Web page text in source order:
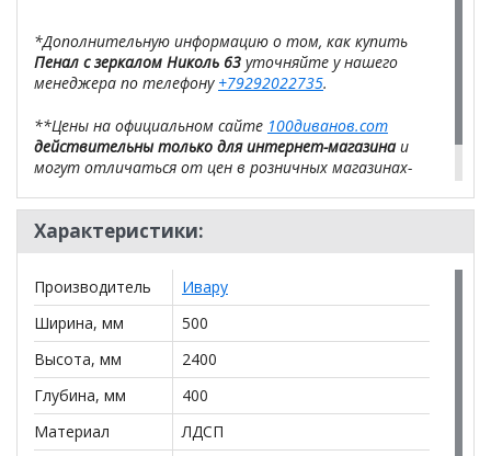
*Дополнительную информацию о том, как купить
Пенал с зеркалом Николь 63 уточняйте у нашего
менеджера по телефону +79292022735.
**Цены на официальном сайте 100диванов.com
действительны только для интернет-магазинаи
могут отличаться от цен в розничных магазинах-
Характеристики:
Производитель
Ивару
Ширина, мм
500
Высота, мм
2400
Глубина, мм
400
Материал
ЛДСП